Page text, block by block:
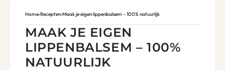
Home›Recepten›Maak je eigen lippenbalsem – 100% natuurlijk
MAAK JE EIGEN
LIPPENBALSEM – 100%
NATUURLIJK